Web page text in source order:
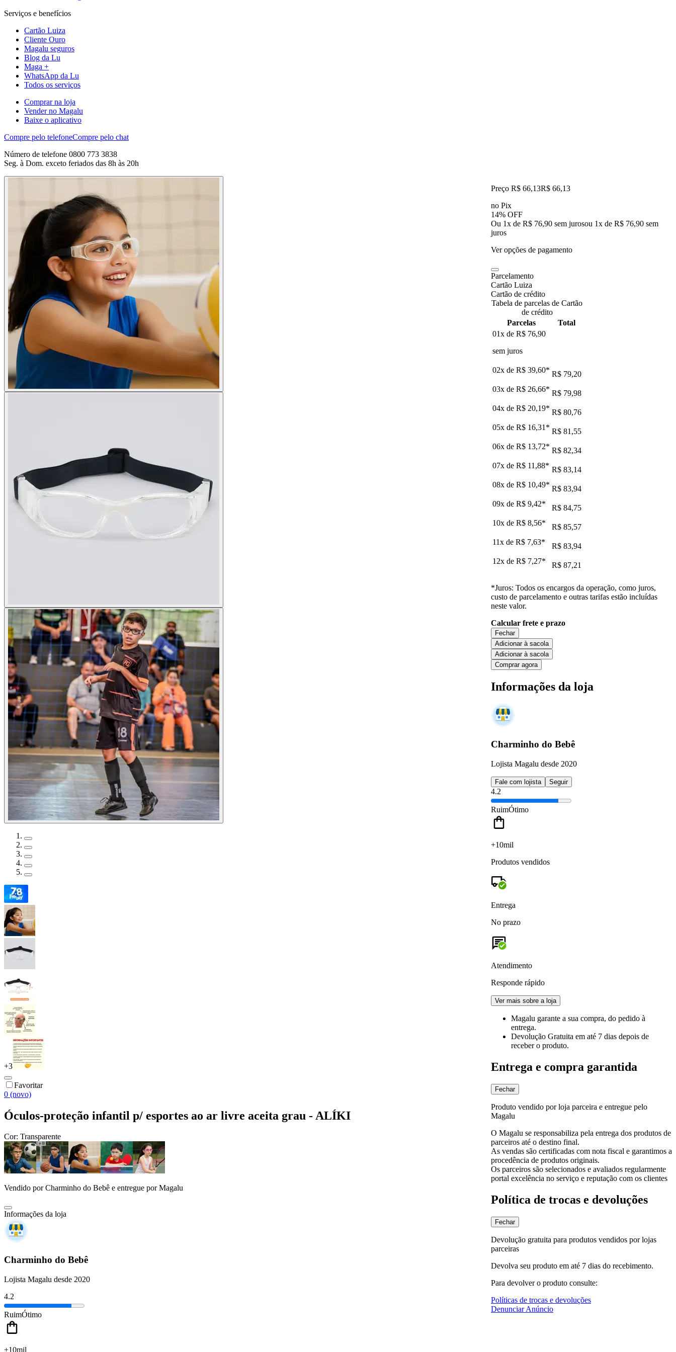
Serviços e benefícios
Cartão Luiza
Cliente Ouro
Magalu seguros
Blog da Lu
Maga +
WhatsApp da Lu
Todos os serviços
Comprar na loja
Vender no Magalu
Baixe o aplicativo
Compre pelo telefoneCompre pelo chat
Número de telefone 0800 773 3838
Seg. à Dom. exceto feriados das 8h às 20h
+3
Favoritar
0 (novo)
Óculos-proteção infantil p/ esportes ao ar livre aceita grau - ALÍKI
Cor: Transparente
Vendido porCharminho do Bebê e entregue por Magalu
Informações da loja
Charminho do Bebê
Lojista Magalu desde 2020
4.2
RuimÓtimo
+10mil
Preço R$ 66,13R$ 66,13
no Pix
14% OFF
Ou 1x de R$ 76,90 sem jurosou 1x de R$ 76,90 sem
juros
Ver opções de pagamento
Parcelamento
Cartão Luiza
Cartão de crédito
Tabela de parcelas de Cartão
de crédito
Parcelas
Total
01x de R$ 76,90
sem juros
02x de R$ 39,60* R$ 79,20
03x de R$ 26,66* R$ 79,98
04x de R$ 20,19* R$ 80,76
05x de R$ 16,31 * R$ 81,55
06x de R$ 13,72* R$ 82,34
07x de R$ 11,88* R$ 83,14
08x de R$ 10,49* R$ 83,94
09x de R$ 9,42*
R$ 84,75
10x de R$ 8,56*
R$ 85,57
11x de R$ 7,63*
R$ 83,94
12x de R$ 7,27* R$ 87,21
*Juros: Todos os encargos da operação, como juros,
custo de parcelamento e outras tarifas estão incluídas
neste valor.
Calcular frete e prazo
Fechar
Adicionar à sacola
Adicionar à sacola
Comprar agora
Informações da loja
Charminho do Bebê
Lojista Magalu desde 2020
Fale com lojista Seguir
4.2
RuimÓtimo
+10mil
Produtos vendidos
Entrega
No prazo
Atendimento
Responde rápido
Ver mais sobre a loja
Magalu garante a sua compra, do pedido à
entrega.
Devolução Gratuita em até 7 dias depois de
receber o produto.
Entrega e compra garantida
Fechar
Produto vendido por loja parceira e entregue pelo
Magalu
O Magalu se responsabiliza pela entrega dos produtos de
parceiros até o destino final.
As vendas são certificadas com nota fiscal e garantimos a
procedência de produtos originais.
Os parceiros são selecionados e avaliados regularmente
portal excelência no serviço e reputação com os clientes
Política de trocas e devoluções
Fechar
Devolução gratuita para produtos vendidos por lojas
parceiras
Devolva seu produto em até 7 dias do recebimento.
Para devolver o produto consulte:
Políticas de trocas e devoluções
Denunciar Anúncio